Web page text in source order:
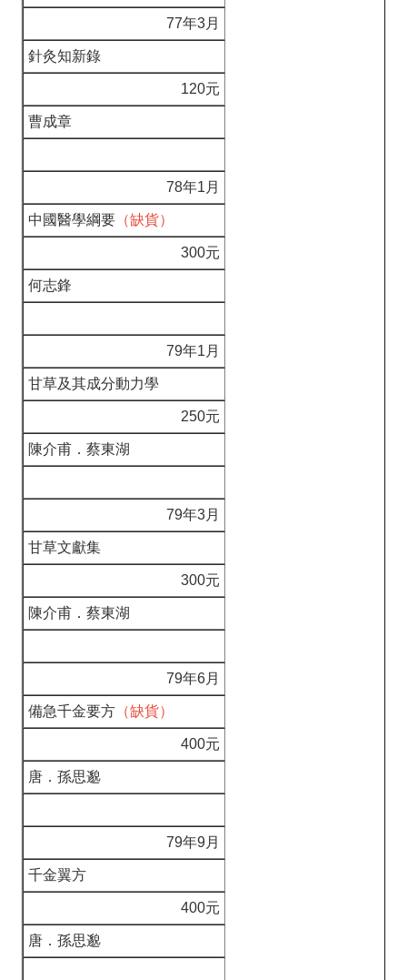
77年3月
針灸知新錄
120元
曹成章
78年1月
中國醫學綱要 （缺貨）
300元
何志鋒
79年1月
甘草及其成分動力學
250元
陳介甫．蔡東湖
79年3月
甘草文獻集
300元
陳介甫．蔡東湖
79年6月
備急千金要方 （缺貨）
400元
唐．孫思邈
79年9月
千金翼方
400元
唐．孫思邈